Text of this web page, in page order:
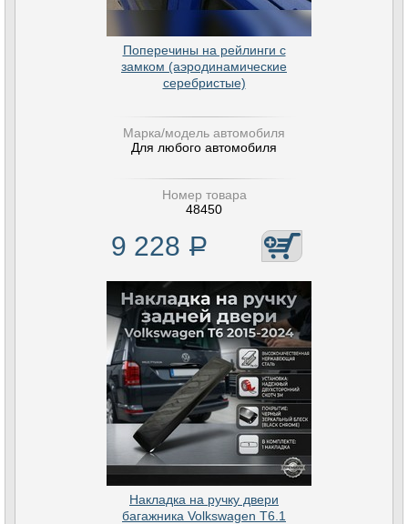
Поперечины на рейлинги с
замком (аэродинамические
серебристые)
Марка/модель автомобиля
Для любого автомобиля
Номер товара
48450
9 228 Р
Накладка на ручку двери
багажника Volkswagen T6.1